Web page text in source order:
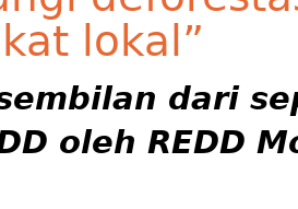
lokal”
dari
oleh REDD